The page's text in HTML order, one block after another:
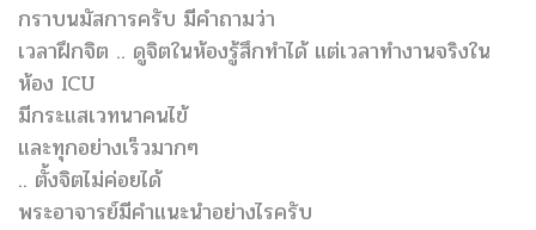
กราบนมัสการครับ มีคำถามว่า
เวลาฝึกจิต .. ดูจิตในห้องรู้สึกทำได้ แต่เวลาทำงานจริงใน
ห้อง ICU
มีกระแสเวทนาคนไข้
และทุกอย่างเร็วมากๆ
.. ตั้งจิตไม่ค่อยได้
พระอาจารย์มีคำแนะนำอย่างไรครับ